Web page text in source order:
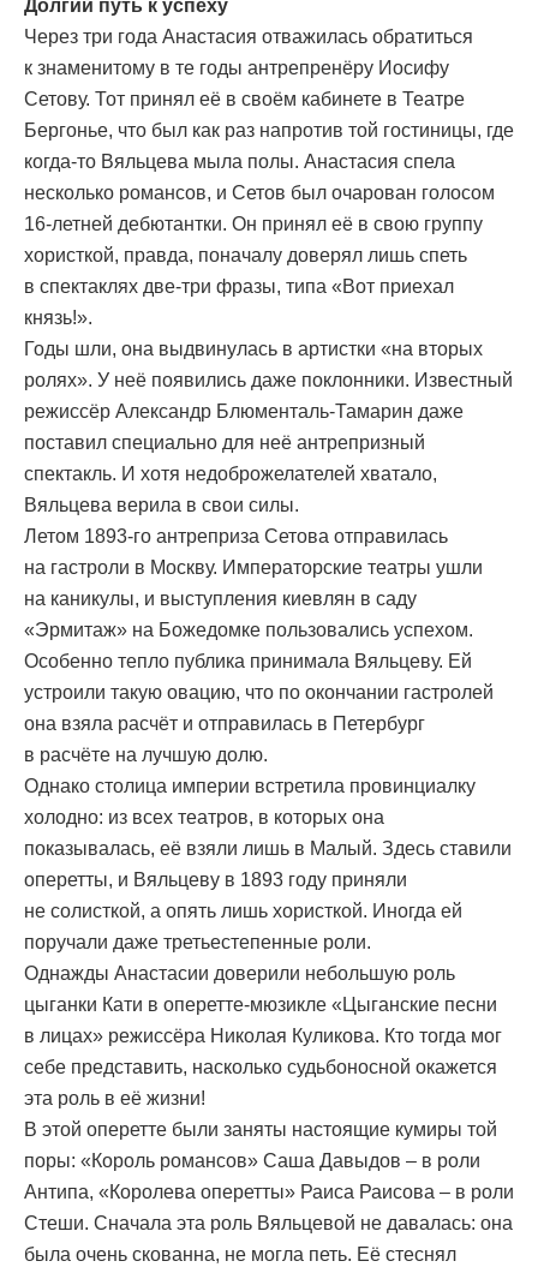
Долгий путь к успеху
Через три года Анастасия отважилась обратиться
к знаменитому в те годы антрепренёру Иосифу
Сетову. Тот принял её в своём кабинете в Театре
Бергонье, что был как раз напротив той гостиницы, где
когда-то Вяльцева мыла полы. Анастасия спела
несколько романсов, и Сетов был очарован голосом
16-летней дебютантки. Он принял её в свою группу
хористкой, правда, поначалу доверял лишь спеть
в спектаклях две-три фразы, типа «Вот приехал
князь!».
Годы шли, она выдвинулась в артистки «на вторых
ролях». У неё появились даже поклонники. Известный
режиссёр Александр Блюменталь-Тамарин даже
поставил специально для неё антрепризный
спектакль. И хотя недоброжелателей хватало,
Вяльцева верила в свои силы.
Летом 1893-го антреприза Сетова отправилась
на гастроли в Москву. Императорские театры ушли
на каникулы, и выступления киевлян в саду
«Эрмитаж» на Божедомке пользовались успехом.
Особенно тепло публика принимала Вяльцеву. Ей
устроили такую овацию, что по окончании гастролей
она взяла расчёт и отправилась в Петербург
в расчёте на лучшую долю.
Однако столица империи встретила провинциалку
холодно: из всех театров, в которых она
показывалась, её взяли лишь в Малый. Здесь ставили
оперетты, и Вяльцеву в 1893 году приняли
не солисткой, а опять лишь хористкой. Иногда ей
поручали даже третьестепенные роли.
Однажды Анастасии доверили небольшую роль
цыганки Кати в оперетте-мюзикле «Цыганские песни
в лицах» режиссёра Николая Куликова. Кто тогда мог
себе представить, насколько судьбоносной окажется
эта роль в её жизни!
В этой оперетте были заняты настоящие кумиры той
поры: «Король романсов» Саша Давыдов – в роли
Антипа, «Королева оперетты» Раиса Раисова – в роли
Стеши. Сначала эта роль Вяльцевой не давалась: она
была очень скованна, не могла петь. Её стеснял